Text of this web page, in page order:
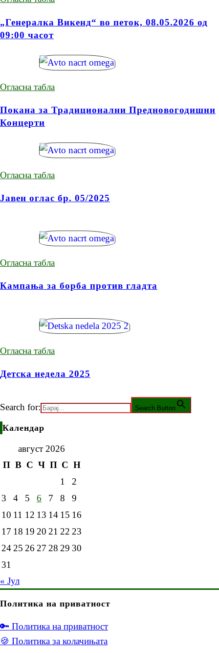
„Генералка Викенд“ во петок, 08.05.2026 од
09:00 часот
Огласна табла
Покана за Традиционални Предновогодишни
Концерти
Огласна табла
Јавен оглас бр. 05/2025
Огласна табла
Кампања за борба против гладта
Огласна табла
Детска недела 2025
Search for: Search Button
Календар
август 2026
П В С Ч П С Н
1
2
3
4 5 6 7 8
9
10 11 12 13 14 15 16
17 18 19 20 21 22 23
24 25 26 27 28 29 30
31
« Јул
Политика на приватност
🔑 Политика на приватност
🍪 Политика за колачињата